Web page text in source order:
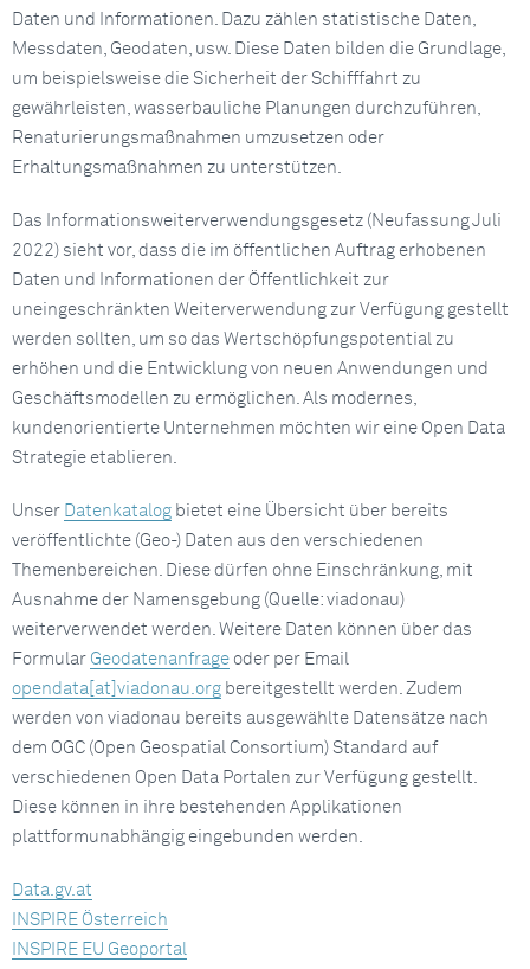
Daten und Informationen. Dazu zählen statistische Daten,
Messdaten, Geodaten, usw. Diese Daten bilden die Grundlage,
um beispielsweise die Sicherheit der Schifffahrt zu
gewährleisten, wasserbauliche Planungen durchzuführen,
Renaturierungsmaßnahmen umzusetzen oder
Erhaltungsmaßnahmen zu unterstützen.
Das Informationsweiterverwendungsgesetz (Neufassung Juli
2022) sieht vor, dass die im öffentlichen Auftrag erhobenen
Daten und Informationen der Öffentlichkeit zur
uneingeschränkten Weiterverwendung zur Verfügung gestellt
werden sollten, um so das Wertschöpfungspotential zu
erhöhen und die Entwicklung von neuen Anwendungen und
Geschäftsmodellen zu ermöglichen. Als modernes,
kundenorientierte Unternehmen möchten wir eine Open Data
Strategie etablieren.
Unser Datenkatalog bietet eine Übersicht über bereits
veröffentlichte (Geo-) Daten aus den verschiedenen
Themenbereichen. Diese dürfen ohne Einschränkung, mit
Ausnahme der Namensgebung (Quelle: viadonau)
weiterverwendet werden. Weitere Daten können über das
Formular Geodatenanfrage oder per Email
opendata[at]viadonau.org bereitgestellt werden. Zudem
werden von viadonau bereits ausgewählte Datensätze nach
dem OGC (Open Geospatial Consortium) Standard auf
verschiedenen Open Data Portalen zur Verfügung gestellt.
Diese können in ihre bestehenden Applikationen
plattformunabhängig eingebunden werden.
Data.gv.at
INSPIRE Österreich
INSPIRE EU Geoportal